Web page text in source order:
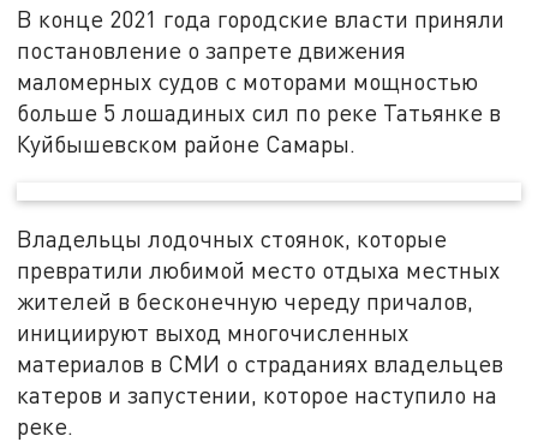
В конце 2021 года городские власти приняли
постановление о запрете движения
маломерных судов с моторами мощностью
больше 5 лошадиных сил по реке Татьянке в
Куйбышевском районе Самары.
Владельцы лодочных стоянок, которые
превратили любимой место отдыха местных
жителей в бесконечную череду причалов,
инициируют выход многочисленных
материалов в СМИ о страданиях владельцев
катеров и запустении, которое наступило на
реке.